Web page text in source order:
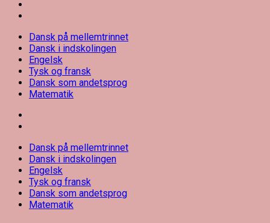
Skolelærerlife
Dansk på mellemtrinnet
Dansk i indskolingen
Engelsk
Tysk og fransk
Dansk som andetsprog
Matematik
Dansk på mellemtrinnet
Dansk i indskolingen
Engelsk
Tysk og fransk
Dansk som andetsprog
Matematik